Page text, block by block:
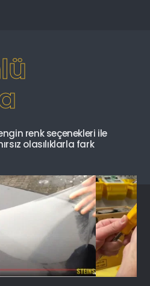
renk seçenekleri ile
olasılıklarla fark